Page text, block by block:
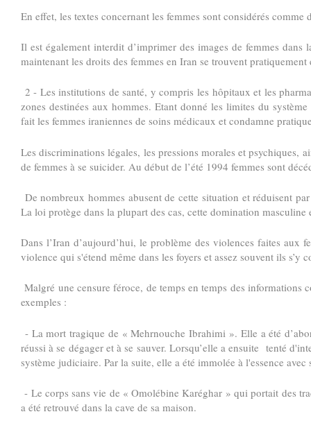
En effet, les textes concernant les femmes sont considérés
Il est également interdit d’imprimer des images de femmes
maintenant les droits des femmes en Iran se trouvent
2 - Les institutions de santé, y compris les hôpitaux et les
zones destinées aux hommes. Etant donné les limites du
fait les femmes iraniennes de soins médicaux et condamne
Les discriminations légales, les pressions morales et psychiques,
de femmes à se suicider. Au début de l’été 1994 femmes sont
De nombreux hommes abusent de cette situation et réduisent
La loi protège dans la plupart des cas, cette domination
Dans l’Iran d’aujourd’hui, le problème des violences faites aux
violence qui s'étend même dans les foyers et assez souvent ils s’y
Malgré une censure féroce, de temps en temps des informations
exemples :
- La mort tragique de « Mehrnouche Ibrahimi ». Elle a été
réussi à se dégager et à se sauver. Lorsqu’elle a ensuite tenté
système judiciaire. Par la suite, elle a été immolée à l'essence
- Le corps sans vie de « Omolébine Karéghar » qui portait des
a été retrouvé dans la cave de sa maison.